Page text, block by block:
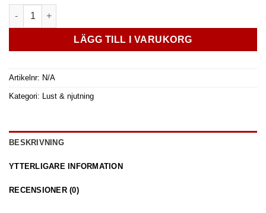
On Ice mängd
LÄGG TILL I VARUKORG
Artikelnr: N/A
Kategori: Lust & njutning
BESKRIVNING
YTTERLIGARE INFORMATION
RECENSIONER (0)